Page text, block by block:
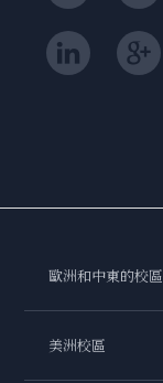
歐洲和中東的校區
美洲校區